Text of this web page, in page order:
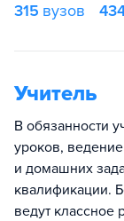
315 вузов
Учитель
В обязанности
уроков,
и домашних
квалификации.
ведут классное